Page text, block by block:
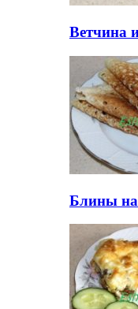
Ветчина
Блины